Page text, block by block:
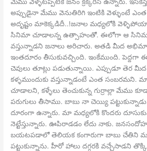
మేము వెళ్ళేటప్పటికే జనం క్రిక్కిరిసి ఉన్నారు.
అప్పుడైనా మేము వెనుతిరిగి ఇంటికి వెళ్ళుంటే
అదృష్టం మాకెక్కడిదీ..!జనాల మధ్యలోకి
సినిమా చూడాలన్న ఉత్సాహంతో. ఈలోగా ఆ
వస్తున్నాడని జనాలు అరిచారు. అతడి మీద
ఇంతదూరం తీసుకువచ్చింది. ఇంకేముంది. పెద్దగా
చెవులు తూట్లు పడుతున్నాయి. ఎప్పుడూ తెర
కళ్ళముందుకు వస్తున్నాడంటే ఎంత
చూడాలని, కళ్ళేలు తెంచుకున్న గుర్రాల్లా మేము
పరుగులు తీసాము. బాబు నా చెయ్యి
దూరంగా ఉన్నారు. మా మధ్యలోకి కొందరు
నెట్టేస్తున్నారు. ఊపిరాడడం లేదు నాకు.
బయటపడాలో తెలియక కంగారుగా బాబు చేతిని
పట్టుకున్నాను. హీరో హాలు దగ్గరకి వచ్చేసాడని